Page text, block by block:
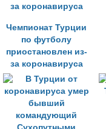
Чемпионат Турции
по футболу
приостановлен из-
за коронавируса